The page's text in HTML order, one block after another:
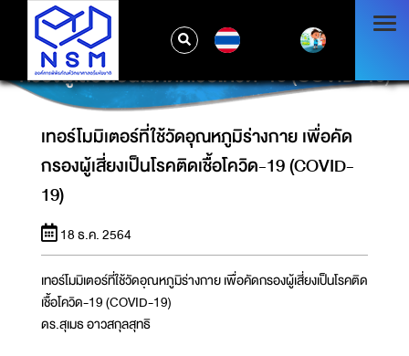
เทอร์โมมิเตอร์ที่ใช้วัดอุณหภูมิร่างกาย เพื่อคัด
กรองผู้เสี่ยงเป็นโรคติดเชื้อโควิด-19 (COVID-19)
เทอร์โมมิเตอร์ที่ใช้วัดอุณหภูมิร่างกาย เพื่อคัด
กรองผู้เสี่ยงเป็นโรคติดเชื้อโควิด-19 (COVID-
19)
18 ธ.ค. 2564
เทอร์โมมิเตอร์ที่ใช้วัดอุณหภูมิร่างกาย เพื่อคัดกรองผู้เสี่ยงเป็นโรคติด
เชื้อโควิด-19 (COVID-19)
ดร.สุเมธ อาวสกุลสุทธิ